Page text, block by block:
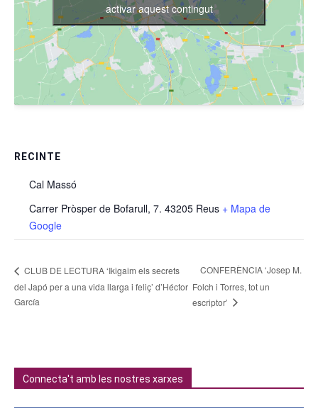
RECINTE
Cal Massó
Carrer Pròsper de Bofarull, 7. 43205 Reus + Mapa de
Google
activar aquest contingut
CLUB DE LECTURA ‘Ikigaim els secrets
del Japó per a una vida llarga i feliç’ d’Héctor
García
CONFERÈNCIA ‘Josep M.
Folch i Torres, tot un
escriptor’
Connecta't amb les nostres xarxes